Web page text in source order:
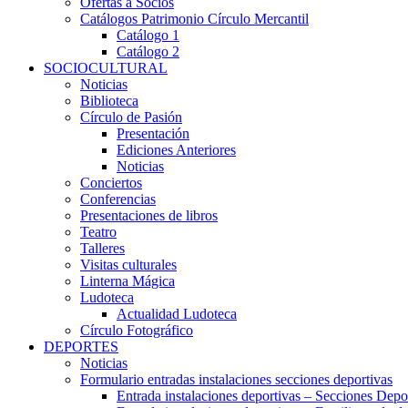
Catálogos Patrimonio Círculo Mercantil
Catálogo 1
Catálogo 2
SOCIOCULTURAL
Noticias
Biblioteca
Círculo de Pasión
Presentación
Ediciones Anteriores
Noticias
Conciertos
Conferencias
Presentaciones de libros
Teatro
Talleres
Visitas culturales
Linterna Mágica
Ludoteca
Actualidad Ludoteca
Círculo Fotográfico
DEPORTES
Noticias
Formulario entradas instalaciones secciones deportivas
Entrada instalaciones deportivas – Secciones